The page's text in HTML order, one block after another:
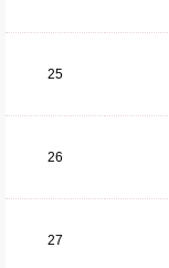
25
26
27